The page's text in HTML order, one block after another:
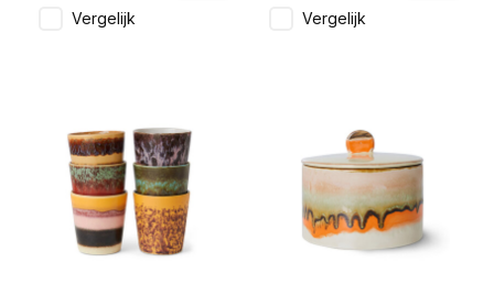
Vergelijk Vergelijk